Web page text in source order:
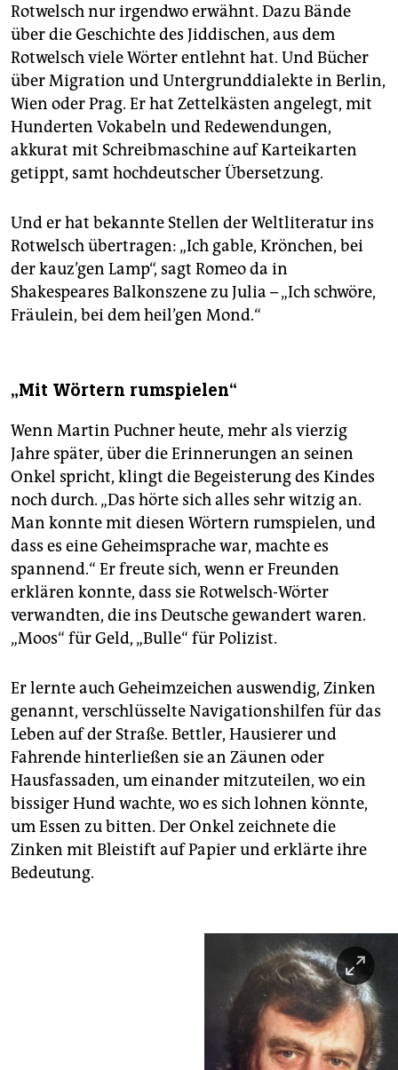
Rotwelsch nur irgendwo erwähnt. Dazu Bände
über die Geschichte des Jiddischen, aus dem
Rotwelsch viele Wörter entlehnt hat. Und Bücher
über Migration und Untergrunddialekte in Berlin,
Wien oder Prag. Er hat Zettelkästen angelegt, mit
Hunderten Vokabeln und Redewendungen,
akkurat mit Schreibmaschine auf Karteikarten
getippt, samt hochdeutscher Übersetzung.
Und er hat bekannte Stellen der Weltliteratur ins
Rotwelsch übertragen: „Ich gable, Krönchen, bei
der kauz’gen Lamp“, sagt Romeo da in
Shakespeares Balkonszene zu Julia – „Ich schwöre,
Fräulein, bei dem heil’gen Mond.“
„Mit Wörtern rumspielen“
Wenn Martin Puchner heute, mehr als vierzig
Jahre später, über die Erinnerungen an seinen
Onkel spricht, klingt die Begeisterung des Kindes
noch durch. „Das hörte sich alles sehr witzig an.
Man konnte mit diesen Wörtern rumspielen, und
dass es eine Geheimsprache war, machte es
spannend.“ Er freute sich, wenn er Freunden
erklären konnte, dass sie Rotwelsch-Wörter
verwandten, die ins Deutsche gewandert waren.
„Moos“ für Geld, „Bulle“ für Polizist.
Er lernte auch Geheimzeichen auswendig, Zinken
genannt, verschlüsselte Navigationshilfen für das
Leben auf der Straße. Bettler, Hausierer und
Fahrende hinterließen sie an Zäunen oder
Hausfassaden, um einander mitzuteilen, wo ein
bissiger Hund wachte, wo es sich lohnen könnte,
um Essen zu bitten. Der Onkel zeichnete die
Zinken mit Bleistift auf Papier und erklärte ihre
Bedeutung.